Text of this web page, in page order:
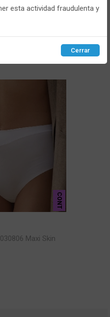
CONT
Maxi Skin
Rechazar ACEPTAR
esta actividad fraudulenta y
Cerrar